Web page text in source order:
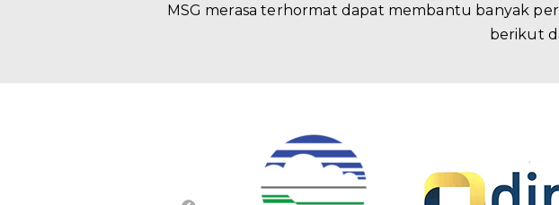
MSG merasa terhormat dapat membantu banyak
berikut